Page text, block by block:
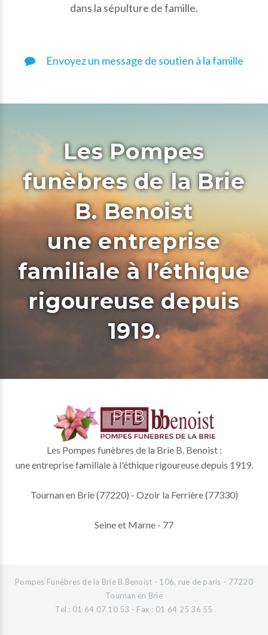
dans la sépulture de famille.
Envoyez un message de soutien à la famille
Les Pompes
funèbres de la Brie
B. Benoist
une entreprise
familiale à l’éthique
rigoureuse depuis
1919.
Les Pompes funèbres de la Brie B. Benoist :
une entreprise familiale à l'éthique rigoureuse depuis 1919.
Tournan en Brie (77220) - Ozoir la Ferrière (77330)
Seine et Marne - 77
Pompes Funèbres de la Brie B.Benoist - 106, rue de paris - 77220
Tournan en Brie
Tel : 01 64 07 10 53 - Fax : 01 64 25 36 55